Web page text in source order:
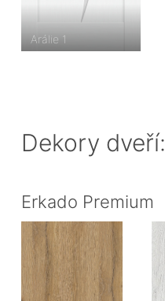
Arálie 1
Dekory dveří:
Erkado Premium